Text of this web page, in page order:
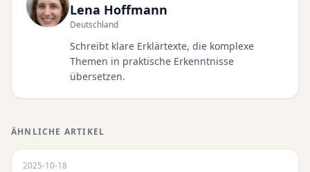
Lena Hoffmann
Deutschland
Schreibt klare Erklärtexte, die komplexe
Themen in praktische Erkenntnisse
übersetzen.
ÄHNLICHE ARTIKEL
2025-10-18